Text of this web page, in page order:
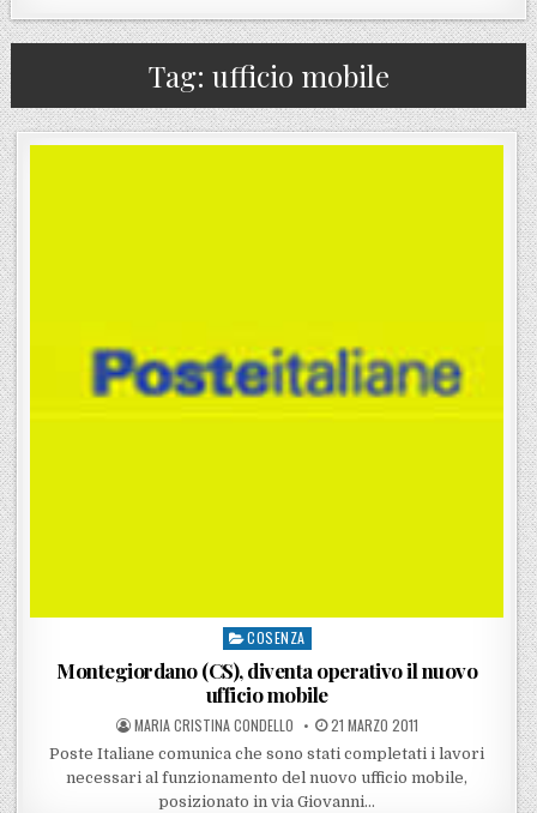
Tag: ufficio mobile
Posted in
COSENZA
Montegiordano (CS), diventa operativo il nuovo
ufficio mobile
POSTED BY
MARIA CRISTINA CONDELLO POSTED ON
21 MARZO 2011
Poste Italiane comunica che sono stati completati i lavori
necessari al funzionamento del nuovo ufficio mobile,
posizionato in via Giovanni…